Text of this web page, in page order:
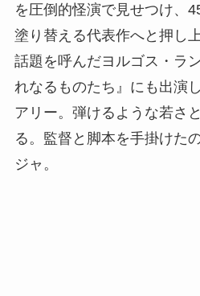
を圧倒的怪演で見せつけ、
塗り替える代表作へと押し
話題を呼んだヨルゴス・ラ
れなるものたち』にも出演
アリー。弾けるような若さ
る。監督と脚本を手掛けた
ジャ。